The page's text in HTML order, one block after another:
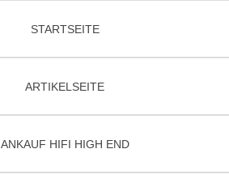
STARTSEITE
ARTIKELSEITE
ANKAUF HIFI HIGH END